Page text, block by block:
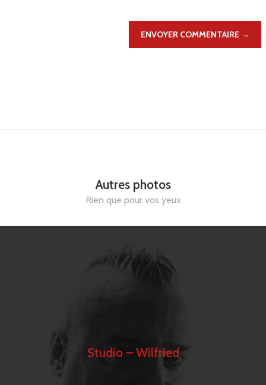
ENVOYER COMMENTAIRE →
Autres photos
Rien que pour vos yeux
Studio – Wilfried